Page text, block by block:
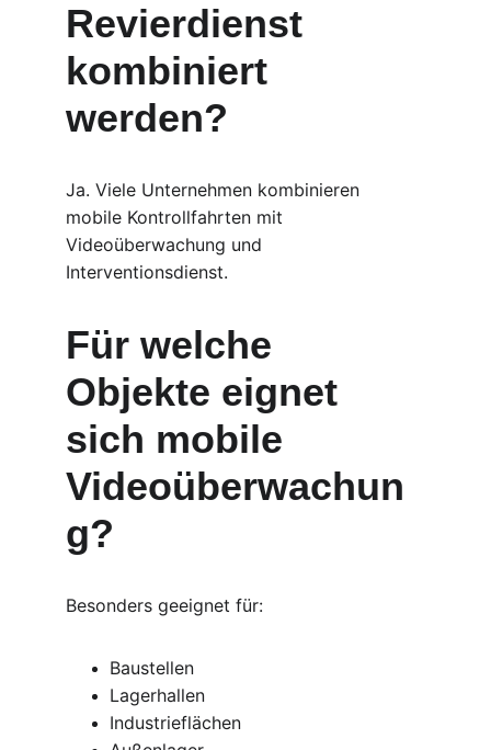
Revierdienst
kombiniert
werden?
Ja. Viele Unternehmen kombinieren
mobile Kontrollfahrten mit
Videoüberwachung und
Interventionsdienst.
Für welche
Objekte eignet
sich mobile
Videoüberwachun
g?
Besonders geeignet für:
Baustellen
Lagerhallen
Industrieflächen